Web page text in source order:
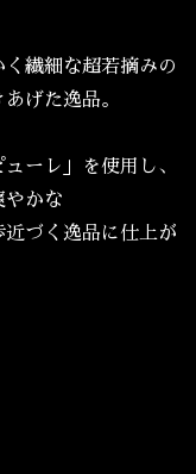
く繊細な超若摘みの
げた逸品。
ーレ」を使用し、
やかな
づく逸品に仕上が